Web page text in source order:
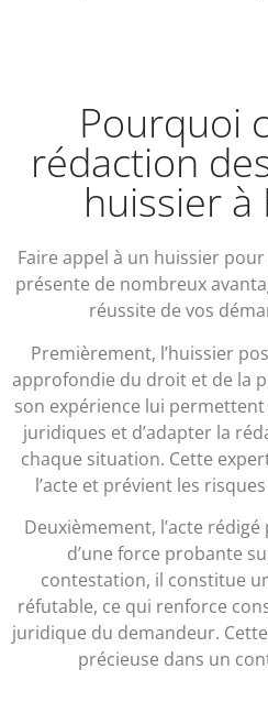
Pourquoi
rédaction
huissier à
Faire appel à un huissier
présente de nombreux
réussite de vos
Premièrement, l’huissier
approfondie du droit et de la
son expérience lui
juridiques et d’adapter la
chaque situation. Cette
l’acte et prévient les
Deuxièmement, l’acte
d’une force probante
contestation, il constitue
réfutable, ce qui renforce
juridique du demandeur.
précieuse dans un